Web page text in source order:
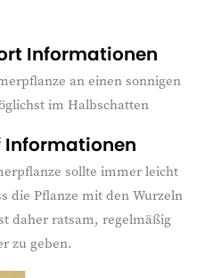
Informationen
an einen sonnigen
im Halbschatten
Informationen
sollte immer leicht
die Pflanze mit den Wurzeln
daher ratsam, regelmäßig
zu geben.